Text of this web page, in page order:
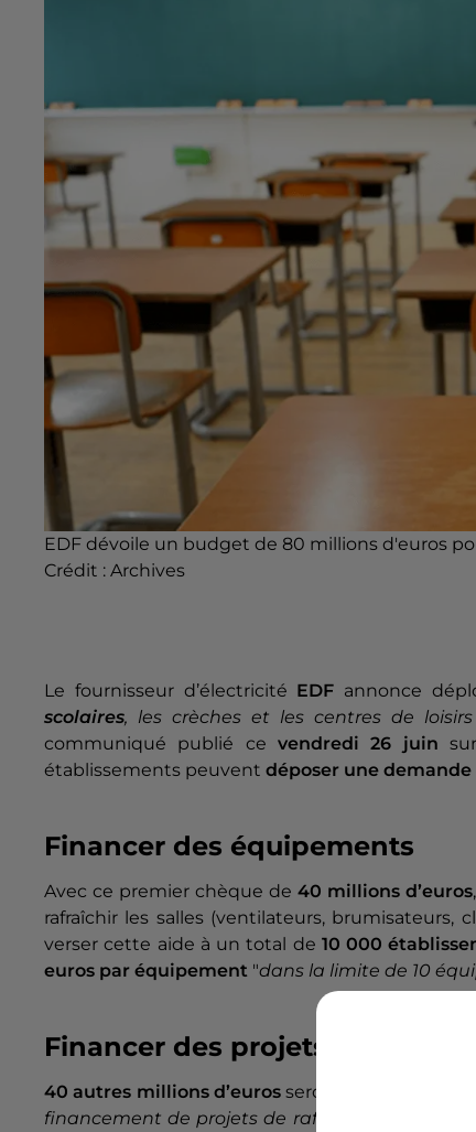
EDF dévoile un budget de 80 millions d'euros
Crédit : Archives
Le fournisseur d’électricité EDF annonce
scolaires, les crèches et les centres de
communiqué publié ce vendredi 26 juin
établissements peuvent déposer une
Financer des équipements
Avec ce premier chèque de40 millions d’euros
rafraîchir les salles (ventilateurs, brumisateurs,
verser cette aide à un total de 10 000
euros par équipement "dans la limite de 10
Financer des projets
40 autres millions d’euros seront attribués à 4
financement de projets de rafraîchissement
"